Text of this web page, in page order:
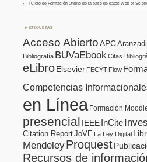
I Ciclo de Formación Online de la base de datos Web of
ETIQUETAS
Acceso AbiertoAPCAranzadi
Bibliografía BUVaEbookCitas
eLibroElsevier FECYT Flow
Competencias
en Línea Formación
presencial IEEE InCite
Citation ReportJoVE La Ley Digital
MendeleyProquest
Recursos de